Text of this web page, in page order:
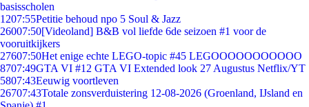
basisscholen
1207:55Petitie behoud npo 5 Soul & Jazz
26007:50[Videoland] B&B vol liefde 6de seizoen #1 voor de
vooruitkijkers
27607:50Het enige echte LEGO-topic #45 LEGOOOOOOOOOOO
8707:49GTA VI #12 GTA VI Extended look 27 Augustus Netflix/YT
5807:43Eeuwig voortleven
26707:43Totale zonsverduistering 12-08-2026 (Groenland, IJsland en